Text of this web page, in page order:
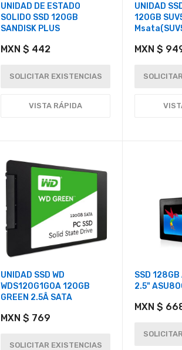
UNIDAD DE ESTADO
SOLIDO SSD 120GB
SANDISK PLUS
MXN $ 442
SOLICITAR EXISTENCIAS
VISTA RÁPIDA
UNIDAD
120GB
MXN $
UNIDAD SSD WD
WDS120G1G0A 120GB
GREEN 2.5Â SATA
MXN $ 769
SOLICITAR EXISTENCIAS
SSD
2.5"
MXN $